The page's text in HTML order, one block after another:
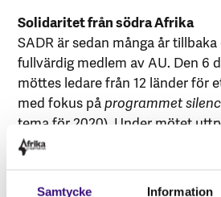
Samtycke Information
Solidaritet från södra Afrika
SADR är sedan många år
fullvärdig medlem av AU. Den 6
möttes ledare från 12 länder för
med fokus påprogrammet
tema för 2020). Under mötet
länder, inklusive samtliga länder
Afrikagruppernas
verksamma inom, solidaritet